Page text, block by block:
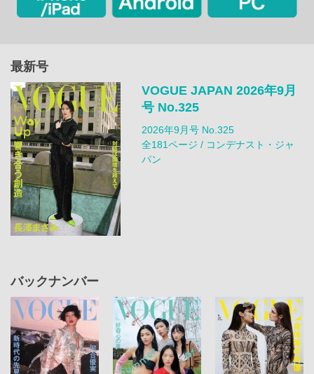
最新号
VOGUE JAPAN 2026年9月
号 No.325
2026年9月号 No.325
全181ページ / コンデナスト・ジャ
パン
バックナンバー